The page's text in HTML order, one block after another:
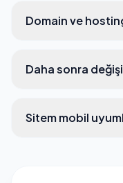
Domain ve
Daha sonra
Sitem mobil